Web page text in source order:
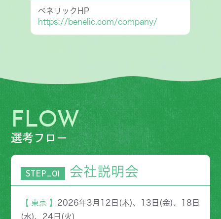
ベネリックHP
https://benelic.com/company/
FLOW
選考フロー
STEP_01 会社説明会
【 東京 】 2026年3月12日(木)、13日(金)、18日
(水)、24日(火)